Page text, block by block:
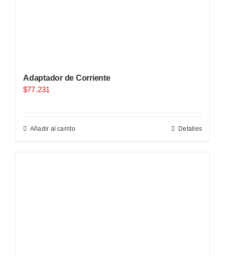
Adaptador de Corriente
$77.231
Añadir al carrito Detalles